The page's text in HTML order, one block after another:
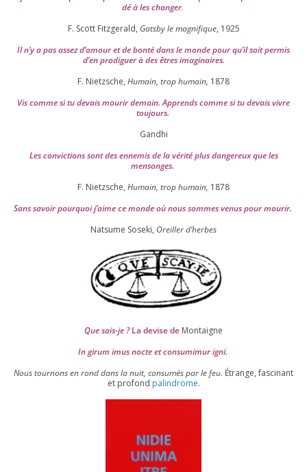
dé à les chan­ger.
F. Scott Fitzgerald, Gatsby le magni­fique, 1925
Il n’y a pas assez d’a­mour et de bon­té dans le monde pour qu’il soit per­mis
d’en pro­di­guer à des êtres imaginaires.
F. Nietzsche, Humain, trop humain, 1878
Vis comme si tu devais mou­rir demain. Apprends comme si tu devais vivre
toujours.
Gandhi
Les convic­tions sont des enne­mis de la véri­té plus dan­ge­reux que les
mensonges.
F. Nietzsche, Humain, trop humain, 1878
Sans savoir pour­quoi j’aime ce monde où nous sommes venus pour mourir.
Natsume Soseki, Oreiller d’herbes
Que sais-je ?La devise de Montaigne
In girum imus nocte et consu­mi­mur igni.
Nous tour­nons en rond dans la nuit, consu­més par le feu. Étrange, fas­ci­nant
et pro­fond palin­drome.